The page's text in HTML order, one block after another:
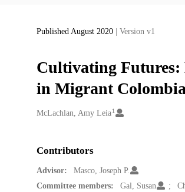
Published August 2020 | Version v1
Cultivating Futures:
in Migrant
Creators
McLachlan, Amy Leia 1
Contributors
Advisor:
Masco, Joseph P.
Committee members:
Gal, Susan